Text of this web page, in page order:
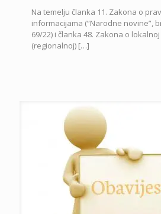
Na temelju članka 11. Zakona o
informacijama (”Narodne novine”,
69/22) i članka 48. Zakona o
(regionalnoj) […]